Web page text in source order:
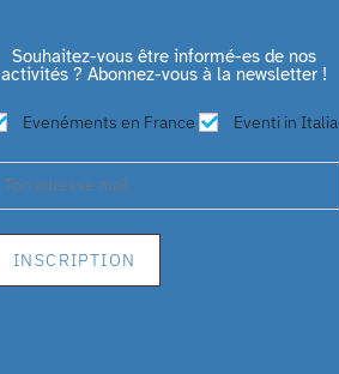
Souhaitez-vous être informé-es de nos
activités ? Abonnez-vous à la newsletter !
Evenéments en France Eventi in Italia